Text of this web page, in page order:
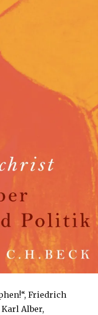
Friedrich
Alber,